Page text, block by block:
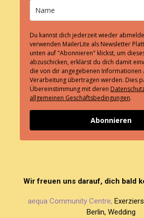
Du kannst dich jederzeit wieder
verwenden MailerLite als Newsletter
unten auf "Abonnieren" klickst, um
abzuschicken, erklärst du dich damit
die von dir angegebenen Informationen
Verarbeitung übertragen werden. Dies
Übereinstimmung mit deren
allgemeinen Geschäftsbedingungen.
Abonnieren
Wir freuen uns darauf, dich bald
aequa Community Centre,
Berlin, Wedding